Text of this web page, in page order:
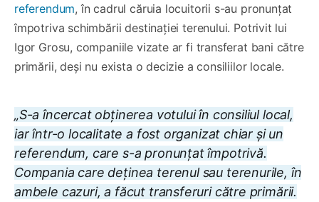
referendum, în cadrul căruia locuitorii s-au pronunțat
împotriva schimbării destinației terenului. Potrivit lui
Igor Grosu, companiile vizate ar fi transferat bani către
primării, deși nu exista o decizie a consiliilor locale.
„S-a încercat obținerea votului în consiliul local,
iar într-o localitate a fost organizat chiar și un
referendum, care s-a pronunțat împotrivă.
Compania care deținea terenul sau terenurile, în
ambele cazuri, a făcut transferuri către primării.